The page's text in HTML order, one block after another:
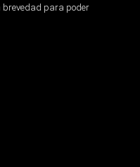
brevedad para poder